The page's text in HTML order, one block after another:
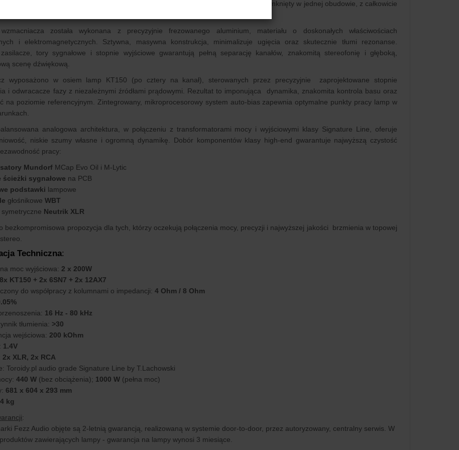
to szczytowe osiągnięcie inżynierii Fezz Audio - wzmacniacz mocy typu dual mono zamknięty w jednej obudowie, z całkowicie
wewnętrzną.
została wykonana z precyzyjnie frezowanego aluminium, materiału o doskonałych właściwościach
i elektromagnetycznych. Sztywna, masywna konstrukcja, minimalizuje ugięcia oraz skutecznie tłumi rezonanse.
tory sygnałowe i stopnie wyjściowe gwarantują pełną separację kanałów, znakomitą stereofonię i głęboką,
scenę dźwiękową.
wyposażono w osiem lamp KT150 (po cztery na kanał), sterowanych przez precyzyjnie zaprojektowane stopnie
i odwracacze fazy z niezależnymi źródłami prądowymi. Rezultat to imponująca dynamika, znakomita kontrola basu oraz
na poziomie referencyjnym. Zintegrowany, mikroprocesorowy system auto-bias zapewnia optymalne punkty pracy lamp w
analogowa architektura, w połączeniu z transformatorami mocy i wyjściowymi klasy Signature Line, oferuje
niskie szumy własne i ogromną dynamikę. Dobór komponentów klasy high-end gwarantuje najwyższą czystość
pracy:
Mundorf MCap Evo Oil i M-Lytic
ścieżki sygnałowe na PCB
podstawki lampowe
głośnikoweWBT
symetryczne Neutrik XLR
bezkompromisowa propozycja dla tych, którzy oczekują połączenia mocy, precyzji i najwyższej jakości brzmienia w topowej
Techniczna:
moc wyjściowa: 2 x 200W
8x KT150 + 2x 6SN7 + 2x 12AX7
do współpracy z kolumnami o impedancji: 4 Ohm / 8 Ohm
16 Hz - 80 kHz
tłumienia: >30
wejściowa: 200 kOhm
1.4V
2x XLR, 2x RCA
Toroidy.pl audio grade Signature Line by T.Lachowski
440 W (bez obciążenia); 1000 W (pełna moc)
681 x 604 x 293 mm
kg
:
Fezz Audio objęte są 2-letnią gwarancją, realizowaną w systemie door-to-door, przez autoryzowany, centralny serwis. W
zawierających lampy - gwarancja na lampy wynosi 3 miesiące.